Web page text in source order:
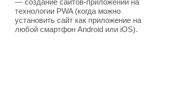
— создание сайтов-приложений на
технологии PWA (когда можно
установить сайт как приложение на
любой смартфон Android или iOS).